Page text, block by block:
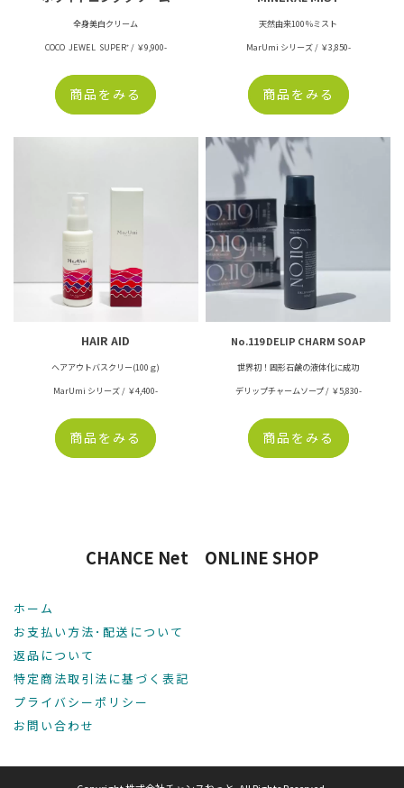
全身美白クリーム
COCO JEWEL SUPER⁺ / ￥9,900-
商品をみる
天然由来100％ミスト
MarUmi シリーズ / ￥3,850-
商品をみる
HAIR AID
ヘアアウトバスクリー(100ｇ)
MarUmi シリーズ / ￥4,400-
商品をみる
No.119 DELIP CHARM SOAP
世界初！固形石鹸の液体化に成功
デリップチャームソープ / ￥5,830-
商品をみる
CHANCE Net ONLINE SHOP
ホーム
お支払い方法･配送について
返品について
特定商法取引法に基づく表記
プライバシーポリシー
お問い合わせ